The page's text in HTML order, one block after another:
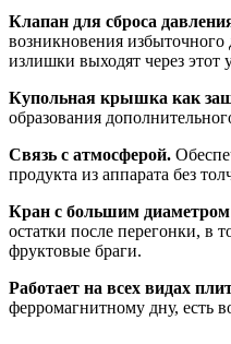
Клапан для сброса
возникновения
излишки выходят через этот
Купольная крышка как
образования
Связь с атмосферой.
продукта из аппарата без
Кран с большим диаметром
остатки после перегонки, в
фруктовые браги.
Работает на всех видах
ферромагнитному дну, есть